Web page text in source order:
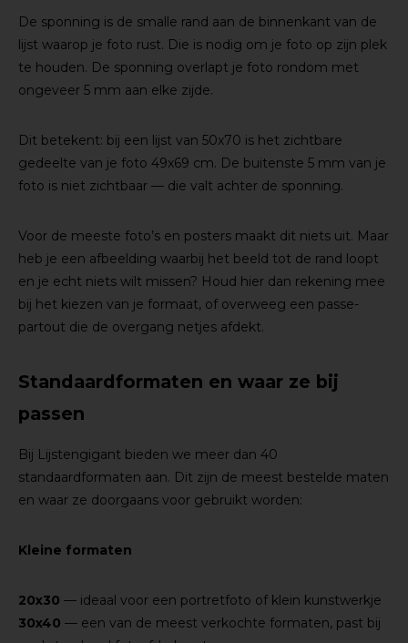
De sponning is de smalle rand aan de binnenkant van de
lijst waarop je foto rust. Die is nodig om je foto op zijn plek
te houden. De sponning overlapt je foto rondom met
ongeveer 5 mm aan elke zijde.
Dit betekent: bij een lijst van 50x70 is het zichtbare
gedeelte van je foto 49x69 cm. De buitenste 5 mm van je
foto is niet zichtbaar — die valt achter de sponning.
Voor de meeste foto’s en posters maakt dit niets uit. Maar
heb je een afbeelding waarbij het beeld tot de rand loopt
en je echt niets wilt missen? Houd hier dan rekening mee
bij het kiezen van je formaat, of overweeg een passe-
partout die de overgang netjes afdekt.
Standaardformaten en waar ze bij
passen
Bij Lijstengigant bieden we meer dan 40
standaardformaten aan. Dit zijn de meest bestelde maten
en waar ze doorgaans voor gebruikt worden:
Kleine formaten
20x30 — ideaal voor een portretfoto of klein kunstwerkje
30x40 — een van de meest verkochte formaten, past bij